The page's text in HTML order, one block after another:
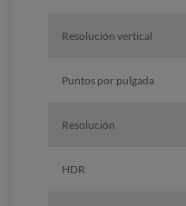
Resolución vertical
Puntos por pulgada
Resolución
HDR